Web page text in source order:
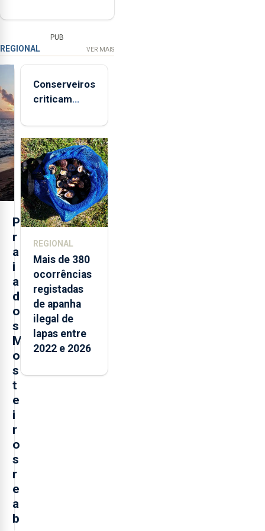
PUB
REGIONAL VER MAIS
P
r
a
i
a
d
o
s
M
o
s
t
e
i
r
o
s
r
e
a
b
Conserveiros
criticam
brancas com
selo Marca
Açores
REGIONAL
Mais de 380
ocorrências
registadas
de apanha
ilegal de
lapas entre
2022 e 2026